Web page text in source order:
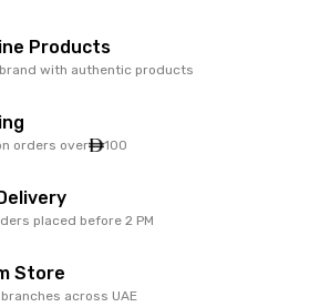
Products
with authentic products
orders over 100
placed before 2 PM
Store
across UAE